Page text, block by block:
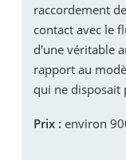
raccordement
contact avec le
d'une véritable
rapport au
qui ne disposait
Prix ​​: environ